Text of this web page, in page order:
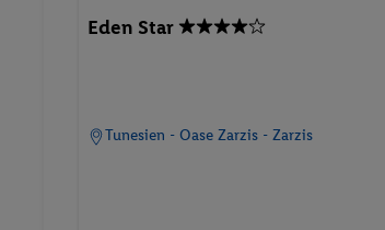
Eden Star
Tunesien - Oase Zarzis - Zarzis